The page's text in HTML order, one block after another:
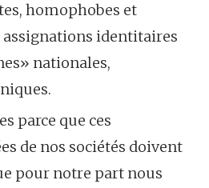
homophobes et
assignations identitaires
nationales,
parce que ces
de nos sociétés doivent
pour notre part nous